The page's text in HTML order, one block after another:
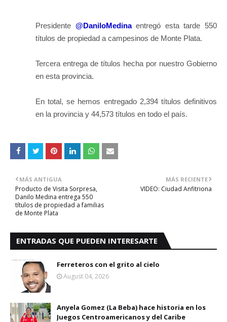
Presidente @DaniloMedinaentregó esta tarde 550
títulos de propiedad a campesinos de Monte Plata.
Tercera entrega de títulos hecha por nuestro Gobierno
en esta provincia.
En total, se hemos entregado 2,394 títulos definitivos
en la provincia y 44,573 títulos en todo el país.
MÁS RECIENTE
VIDEO: Ciudad Anfitriona
MÁS ANTIGUA
Producto de Visita Sorpresa,
Danilo Medina entrega 550
títulos de propiedad a familias
de Monte Plata
ENTRADAS QUE PUEDEN INTERESARTE
Ferreteros con el grito al cielo
August 04, 2026
Anyela Gomez (La Beba) hace historia en los
Juegos Centroamericanos y del Caribe